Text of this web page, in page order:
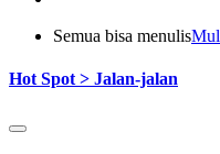
Semua bisa menulis
Hot Spot > Jalan-jalan